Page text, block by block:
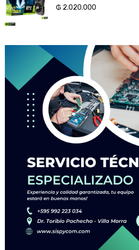
₲ 2.020.000